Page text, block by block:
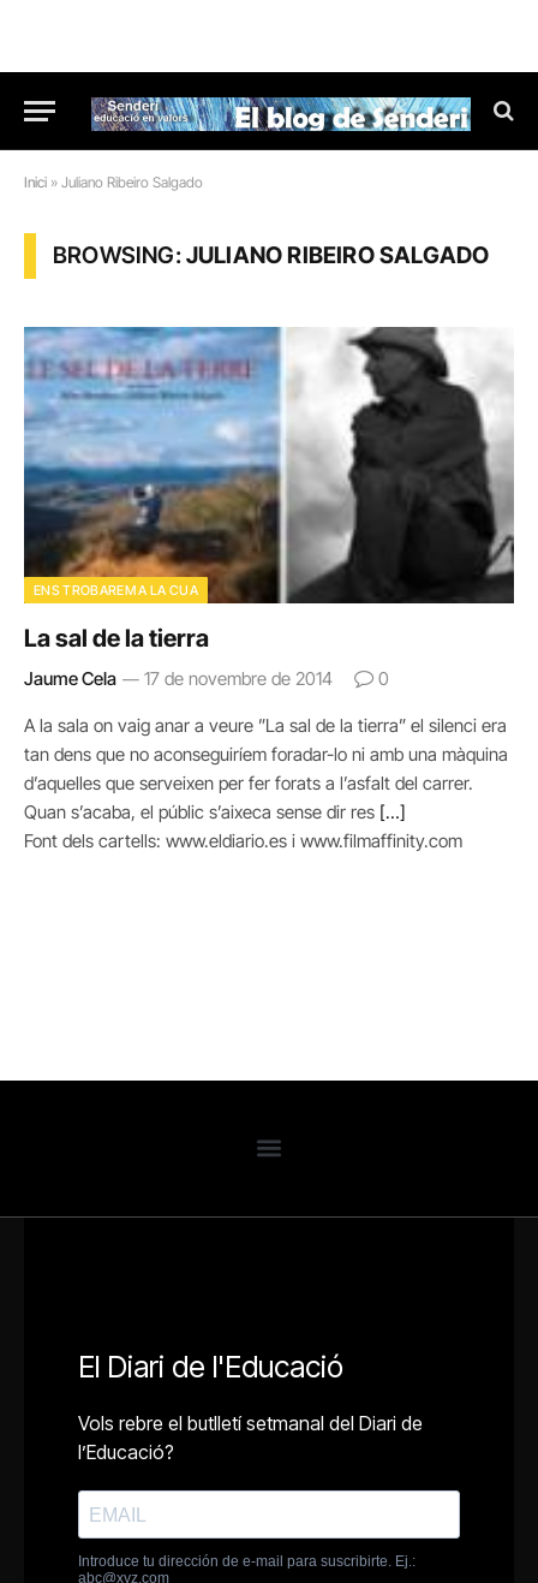
Inici » Juliano Ribeiro Salgado
BROWSING:JULIANO RIBEIRO SALGADO
ENS TROBAREM A LA CUA
La sal de la tierra
Jaume Cela 17 de novembre de 2014 0
A la sala on vaig anar a veure ”La sal de la tierra” el silenci era
tan dens que no aconseguiríem foradar-lo ni amb una màquina
d’aquelles que serveixen per fer forats a l’asfalt del carrer.
Quan s’acaba, el públic s’aixeca sense dir res […]
Font dels cartells: www.eldiario.es i www.filmaffinity.com